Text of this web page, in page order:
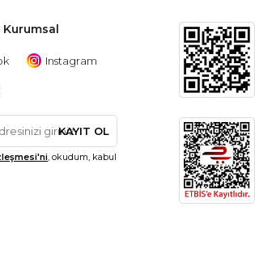
Instagram
KAYIT OL
, okudum, kabul